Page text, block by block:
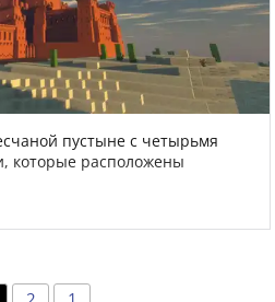
пустыне с четырьмя
которые расположены